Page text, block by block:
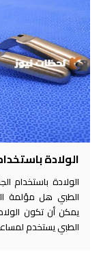
الولادة
الولادة باستخدام
الطبي هل مؤلمة
يمكن أن تكون
الطبي يستخدم